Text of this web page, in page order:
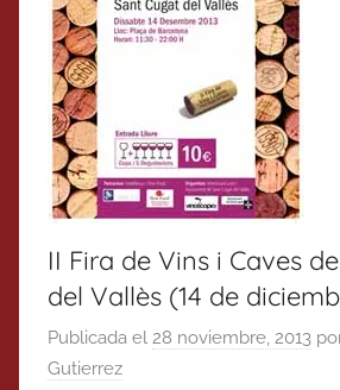
II Fira de Vins i Caves
del Vallès (14 de
Publicada el 28 noviembre, 2013
Gutierrez